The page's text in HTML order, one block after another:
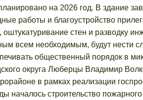
на 2026 год. В здание
работы и благоустройство
оштукатуривание стен и разводку
всем необходимым, будут нести
общественный порядок в
округа Люберцы Владимир
в рамках реализации
началось строительство